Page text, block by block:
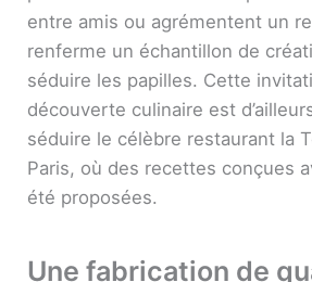
entre amis ou agrémentent un
renferme un échantillon de
séduire les papilles. Cette
découverte culinaire est
séduire le célèbre restaurant la
Paris, où des recettes conçues
été proposées.
Une fabrication de